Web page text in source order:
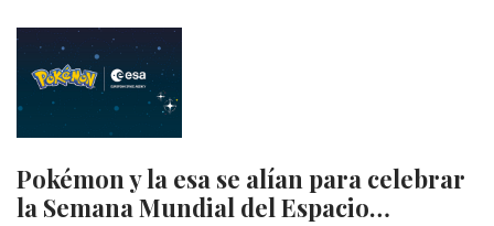
Pokémon y la esa se alían para celebrar
la Semana Mundial del Espacio…